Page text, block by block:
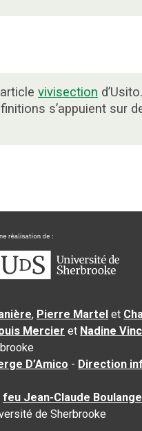
vivisection d’Usito.
s’appuient sur
, Pierre Martel et
Mercier et Nadine
D’Amico - Direction
feu Jean-Claude
de Sherbrooke